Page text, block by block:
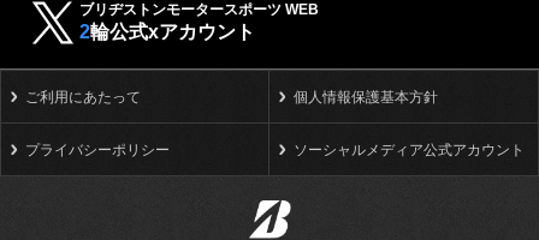
ブリヂストンモータースポーツ WEB
2輪公式xアカウント
ご利用にあたって 個人情報保護基本方針
プライバシーポリシー ソーシャルメディア公式アカウント